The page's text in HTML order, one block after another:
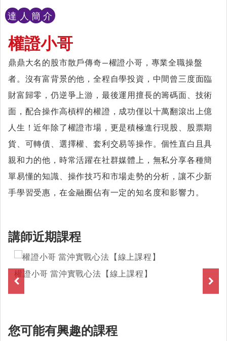
達 人 簡 介
權證小哥
鼎鼎大名的股市散戶傳奇—權證小哥，專業全職操盤
者。沒有富背景的他，全程自學投資，中間曾三度面臨
財富歸零，仍逆爭上游，最後運用擅長的籌碼面、技術
面，配合操作高槓桿的權證，成功僅以十萬翻滾出上億
人生！近年除了權證市場，更是積極進行現股、股票期
貨、可轉債、選擇權、套利交易等操作。個性直白且具
親和力的他，時常活躍在社群媒體上，無私分享各種簡
單易懂的知識、操作技巧和市場走勢的分析，讓不少新
手學習受惠，在金融圈佔有一定的知名度和影響力。
講師近期課程
權證小哥 當沖實戰心法【線上課程】
您可能有興趣的課程